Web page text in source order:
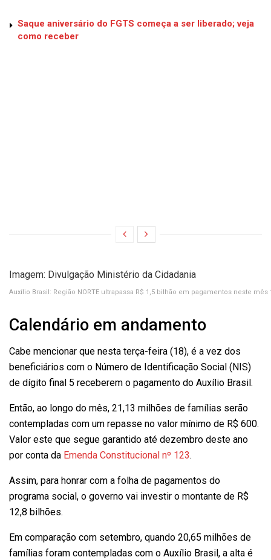
Saque aniversário do FGTS começa a ser liberado; veja
como receber
Imagem: Divulgação Ministério da Cidadania
Auxílio Brasil: Região NORTE ultrapassa R$ 1,5 bilhão em pagamentos neste mês
Calendário em andamento
Cabe mencionar que nesta terça-feira (18), é a vez dos
beneficiários com o Número de Identificação Social (NIS)
de dígito final 5 receberem o pagamento do Auxílio Brasil.
Então, ao longo do mês, 21,13 milhões de famílias serão
contempladas com um repasse no valor mínimo de R$ 600.
Valor este que segue garantido até dezembro deste ano
por conta da Emenda Constitucional nº 123.
Assim, para honrar com a folha de pagamentos do
programa social, o governo vai investir o montante de R$
12,8 bilhões.
Em comparação com setembro, quando 20,65 milhões de
famílias foram contempladas com o Auxílio Brasil, a alta é